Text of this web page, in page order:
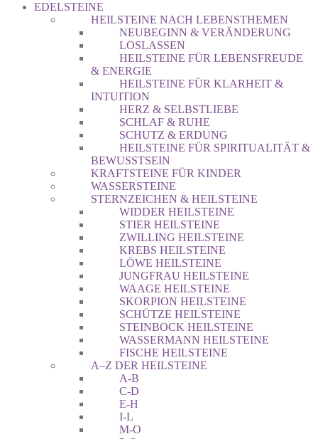
EDELSTEINE
HEILSTEINE NACH LEBENSTHEMEN
NEUBEGINN & VERÄNDERUNG
LOSLASSEN
HEILSTEINE FÜR LEBENSFREUDE
& ENERGIE
HEILSTEINE FÜR KLARHEIT &
INTUITION
HERZ & SELBSTLIEBE
SCHLAF & RUHE
SCHUTZ & ERDUNG
HEILSTEINE FÜR SPIRITUALITÄT &
BEWUSSTSEIN
KRAFTSTEINE FÜR KINDER
WASSERSTEINE
STERNZEICHEN & HEILSTEINE
WIDDER HEILSTEINE
STIER HEILSTEINE
ZWILLING HEILSTEINE
KREBS HEILSTEINE
LÖWE HEILSTEINE
JUNGFRAU HEILSTEINE
WAAGE HEILSTEINE
SKORPION HEILSTEINE
SCHÜTZE HEILSTEINE
STEINBOCK HEILSTEINE
WASSERMANN HEILSTEINE
FISCHE HEILSTEINE
A–Z DER HEILSTEINE
A-B
C-D
E-H
I-L
M-O